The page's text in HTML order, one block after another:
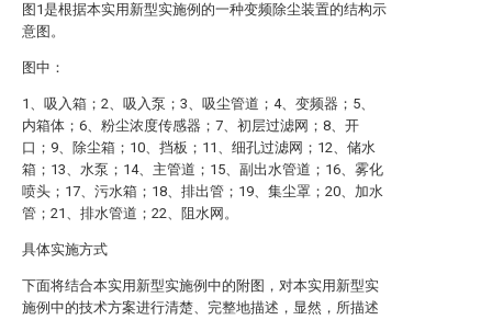
图1是根据本实用新型实施例的一种变频除尘装置的结构示
意图。
图中：
1、吸入箱；2、吸入泵；3、吸尘管道；4、变频器；5、
内箱体；6、粉尘浓度传感器；7、初层过滤网；8、开
口；9、除尘箱；10、挡板；11、细孔过滤网；12、储水
箱；13、水泵；14、主管道；15、副出水管道；16、雾化
喷头；17、污水箱；18、排出管；19、集尘罩；20、加水
管；21、排水管道；22、阻水网。
具体实施方式
下面将结合本实用新型实施例中的附图，对本实用新型实
施例中的技术方案进行清楚、完整地描述，显然，所描述